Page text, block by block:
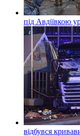
під Авдіївкою
відбувся